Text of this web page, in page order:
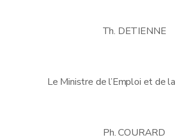
Th. DETIENNE
Le Ministre de l’Emploi et de
Ph. COURARD